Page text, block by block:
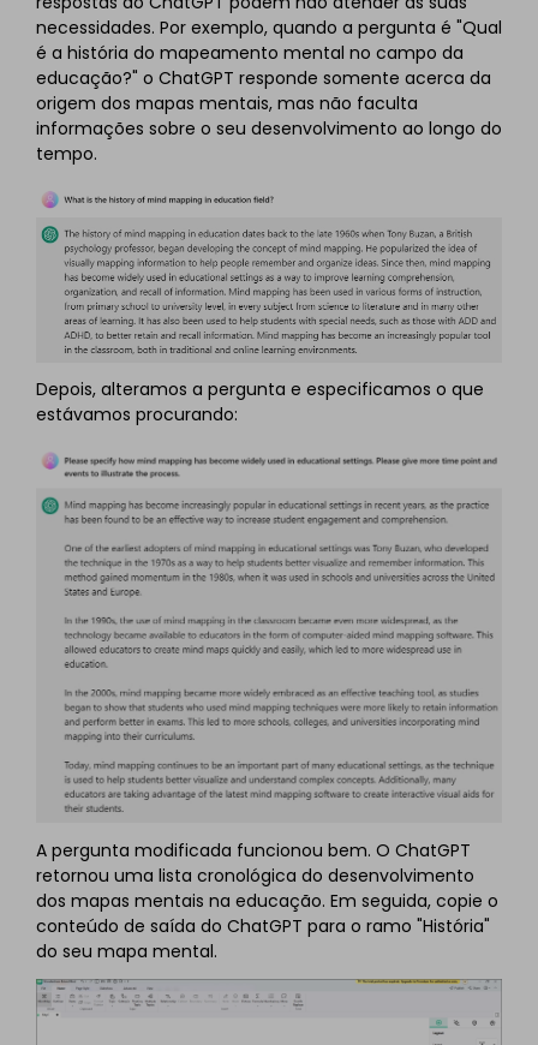
necessidades. Por exemplo, quando a pergunta é "Qual
é a história do mapeamento mental no campo da
educação?" o ChatGPT responde somente acerca da
origem dos mapas mentais, mas não faculta
informações sobre o seu desenvolvimento ao longo do
tempo.
Depois, alteramos a pergunta e especificamos o que
estávamos procurando:
A pergunta modificada funcionou bem. O ChatGPT
retornou uma lista cronológica do desenvolvimento
dos mapas mentais na educação. Em seguida, copie o
conteúdo de saída do ChatGPT para o ramo "História"
do seu mapa mental.